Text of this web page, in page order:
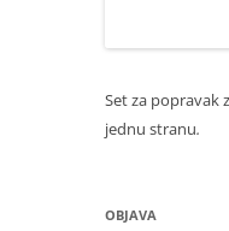
Set za popravak
jednu stranu.
OBJAVA